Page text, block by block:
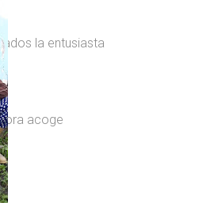
la entusiasta
acoge